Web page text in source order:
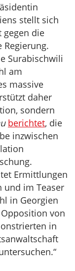
stellt sich
gegen die
Regierung.
Surabischwili
am
massive
daher
sondern
berichtet, die
inzwischen
Ermittlungen
und im Teaser
in Georgien
von
in